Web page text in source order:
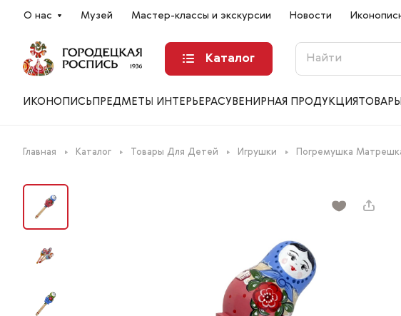
О нас Музей Мастер-классы и экскурсии Новости
Каталог
ИКОНОПИСЬ ПРЕДМЕТЫ ИНТЕРЬЕРАСУВЕНИРНАЯ ПРОДУКЦИЯ
Главная Каталог Товары Для Детей Игрушки Погремушка